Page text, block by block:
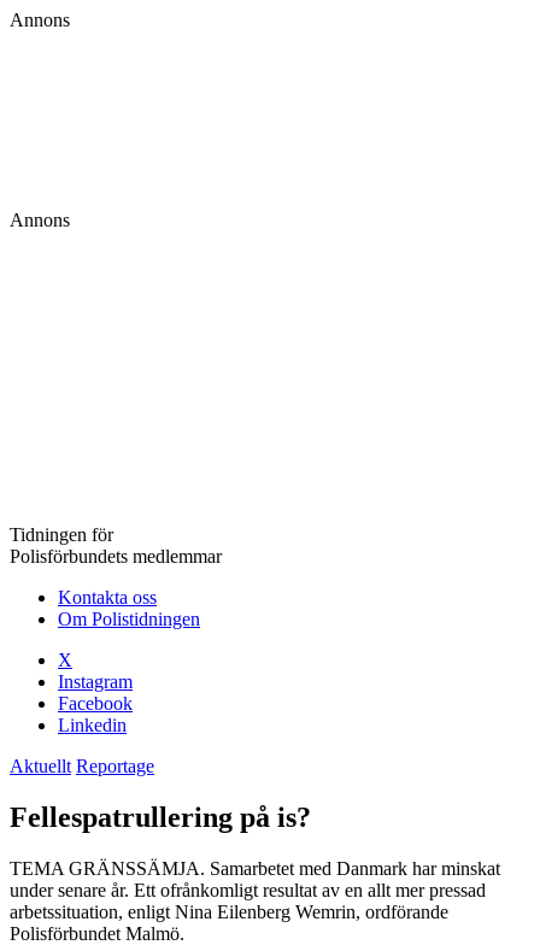
Annons
Annons
Tidningen för
Polisförbundets medlemmar
Kontakta oss
Om Polistidningen
X
Instagram
Facebook
Linkedin
Aktuellt Reportage
Fellespatrullering på is?
TEMA GRÄNSSÄMJA. Samarbetet med Danmark har minskat
under senare år. Ett ofrånkomligt resultat av en allt mer pressad
arbetssituation, enligt Nina Eilenberg Wemrin, ordförande
Polisförbundet Malmö.